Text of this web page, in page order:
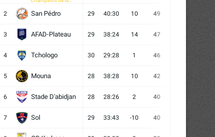
2 San Pédro 29 40:30 10 49 10
3 AFAD-Plateau 29 38:24 14 47
4 Tchologo 30 29:28 1 46
5 Mouna 28 38:28 10 42
6 Stade D'abidjan 28 28:26 2 40
7 Sol 29 33:43 -10 40 13